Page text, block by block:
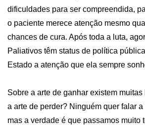
dificuldades para ser compreendida,
o paciente merece atenção mesmo
chances de cura. Após toda a luta,
Paliativos têm status de política
Estado a atenção que ela sempre
Sobre a arte de ganhar existem
a arte de perder? Ninguém quer falar
mas a verdade é que passamos muito